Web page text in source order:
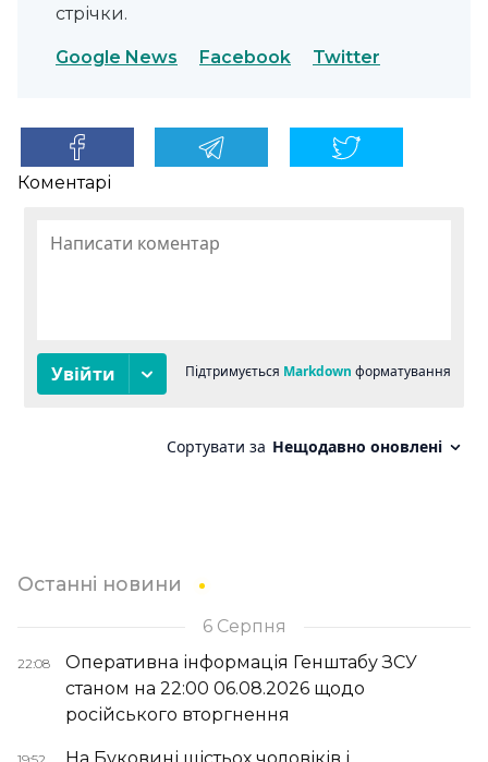
стрічки.
Google News Facebook Twitter
Коментарі
Останні новини
6 Серпня
22:08
Оперативна інформація Генштабу ЗСУ
станом на 22:00 06.08.2026 щодо
російського вторгнення